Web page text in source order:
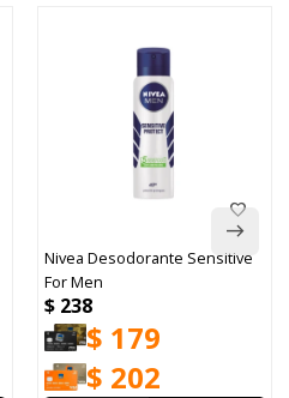
Nivea Desodorante Sensitive
For Men
$ 238
$ 179
$ 202